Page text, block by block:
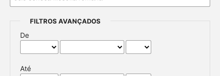
FILTROS AVANÇADOS
De
Até